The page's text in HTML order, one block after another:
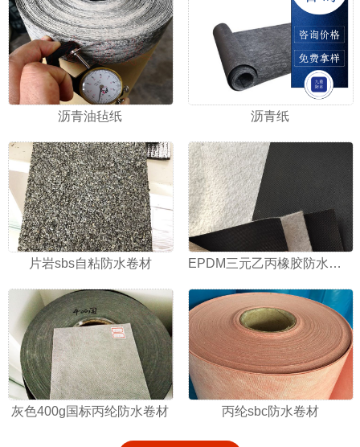
沥青油毡纸 沥青纸
片岩sbs自粘防水卷材 EPDM三元乙丙橡胶防水卷材
灰色400g国标丙纶防水卷材 丙纶sbc防水卷材